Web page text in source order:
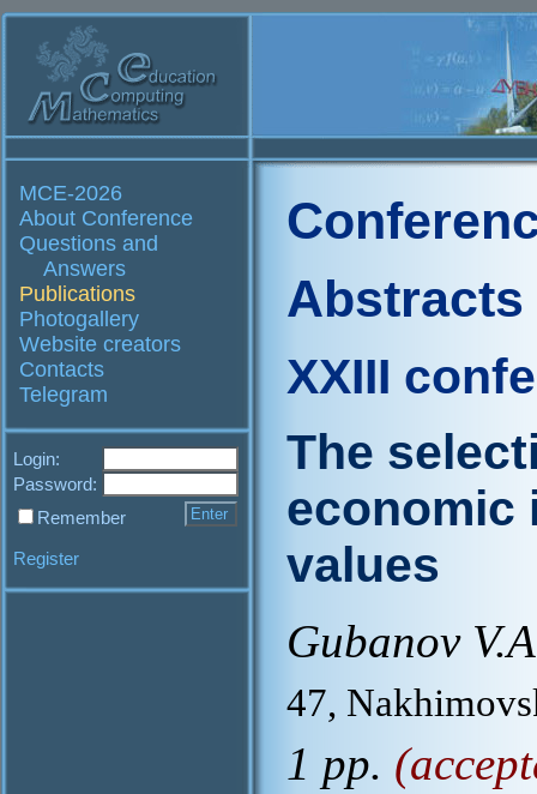
MCE-2026
About Conference
Questions and
Answers
Publications
Photogallery
Website creators
Contacts
Telegram
Login:
Password:
Remember
Register
Abstracts
XXIII
The
economic
values
Gubanov
47,
1 pp.